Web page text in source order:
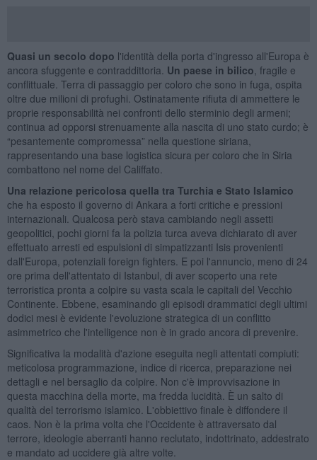
Quasi un secolo dopo l'identità della porta d'ingresso all'Europa è
ancora sfuggente e contraddittoria. Un paese in bilico , fragile e
conflittuale. Terra di passaggio per coloro che sono in fuga, ospita
oltre due milioni di profughi. Ostinatamente rifiuta di ammettere le
proprie responsabilità nei confronti dello sterminio degli armeni;
continua ad opporsi strenuamente alla nascita di uno stato curdo; è
“pesantemente compromessa” nella questione siriana,
rappresentando una base logistica sicura per coloro che in Siria
combattono nel nome del Califfato.
Una relazione pericolosa quella tra Turchia e Stato Islamico
che ha esposto il governo di Ankara a forti critiche e pressioni
internazionali. Qualcosa però stava cambiando negli assetti
geopolitici, pochi giorni fa la polizia turca aveva dichiarato di aver
effettuato arresti ed espulsioni di simpatizzanti Isis provenienti
dall'Europa, potenziali foreign fighters. E poi l'annuncio, meno di 24
ore prima dell'attentato di Istanbul, di aver scoperto una rete
terroristica pronta a colpire su vasta scala le capitali del Vecchio
Continente. Ebbene, esaminando gli episodi drammatici degli ultimi
dodici mesi è evidente l'evoluzione strategica di un conflitto
asimmetrico che l'intelligence non è in grado ancora di prevenire.
Significativa la modalità d'azione eseguita negli attentati compiuti:
meticolosa programmazione, indice di ricerca, preparazione nei
dettagli e nel bersaglio da colpire. Non c'è improvvisazione in
questa macchina della morte, ma fredda lucidità. È un salto di
qualità del terrorismo islamico. L'obbiettivo finale è diffondere il
caos. Non è la prima volta che l'Occidente è attraversato dal
terrore, ideologie aberranti hanno reclutato, indottrinato, addestrato
e mandato ad uccidere già altre volte.